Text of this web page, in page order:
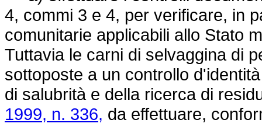
4, commi 3 e 4, per verificare, in
comunitarie applicabili allo Stato
Tuttavia le carni di selvaggina di
sottoposte a un controllo
di salubrità e della ricerca di
1999, n. 336, da effettuare,